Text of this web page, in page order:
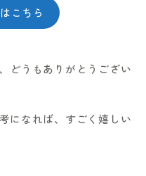
こちら
どうもありがとうござい
になれば、すごく嬉しい